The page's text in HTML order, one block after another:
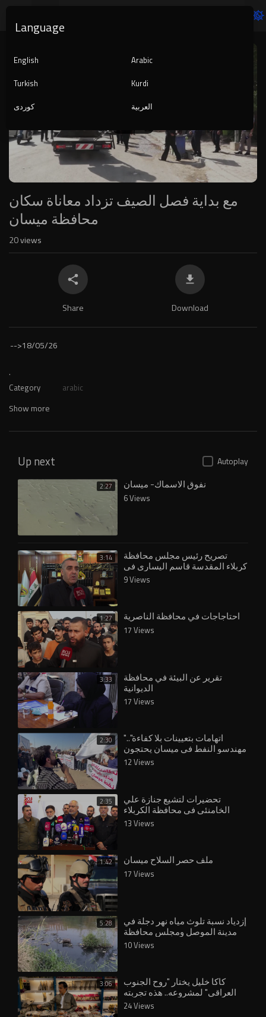
Player
auto
مع بداية فصل الصيف تزداد معاناة سكان
محافظة ميسان
20views
Share Download
-->18/05/26
.
Category arabic
Show more
Up next Autoplay
2:27 نفوق الاسماك- ميسان
6 Views
3:14 تصريح رئيس مجلس محافظة
كربلاء المقدسة قاسم اليساري في
مايخص الاستعدادت لقرب الزيارة
الاربعينية
9 Views
1:27 احتاجاجات في محافظة الناصرية
17 Views
3:33 تقرير عن البيئة في محافظة
الديوانية
17 Views
2:30 ⁣"اتهامات بتعيينات بلا كفاءة"..
مهندسو النفط في ميسان يحتجون
12 Views
2:35 تحضيرات لتشيع جنازة علي
الخامنئي في محافظة الكربلاء
13 Views
1:42 ملف حصر السلاح ميسان
17 Views
5:28 إزدياد نسبة تلوث مياه نهر دجلة في
مدينة الموصل ومجلس محافظة
نينوى يُقر بوجود تلكؤ في مشاريع
معالجة ا
10 Views
3:06 كاكا خليل يختار "روح الجنوب
العراقي" لمشروعه.. هذه تجربته
في ميسان
24 Views
Language
English
Arabic
Turkish
Kurdi
کوردی
العربية